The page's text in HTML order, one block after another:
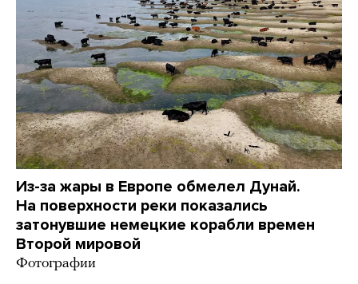
Из-за жары в Европе обмелел Дунай.
На поверхности реки показались
затонувшие немецкие корабли времен
Второй мировой
Фотографии